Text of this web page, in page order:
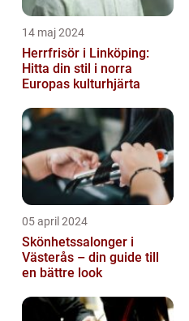
14 maj 2024
Herrfrisör i Linköping:
Hitta din stil i norra
Europas kulturhjärta
05 april 2024
Skönhetssalonger i
Västerås – din guide till
en bättre look